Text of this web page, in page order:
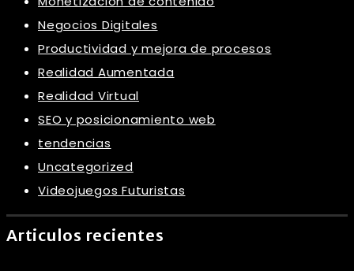
Negocios Digitales
Productividad y mejora de procesos
Realidad Aumentada
Realidad Virtual
SEO y posicionamiento web
tendencias
Uncategorized
Videojuegos Futuristas
Articulos recientes